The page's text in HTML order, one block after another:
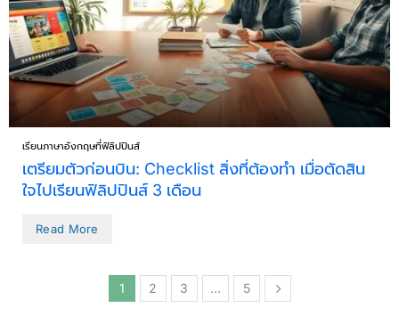
เรียนภาษาอังกฤษที่ฟิลิปปินส์
เตรียมตัวก่อนบิน: Checklist สิ่งที่ต้องทำ เมื่อตัดสิน
ใจไปเรียนฟิลิปปินส์ 3 เดือน
Read More
1 2 3 … 5